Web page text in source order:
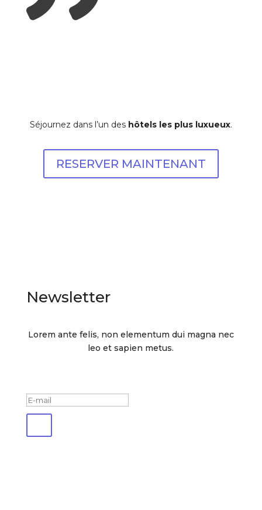
Séjournez dans l’un des hôtels les plus luxueux.
RESERVER MAINTENANT
Newsletter
Lorem ante felis, non elementum dui magna nec
leo et sapien metus.